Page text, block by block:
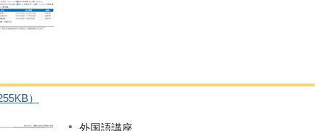
）
外国語講座